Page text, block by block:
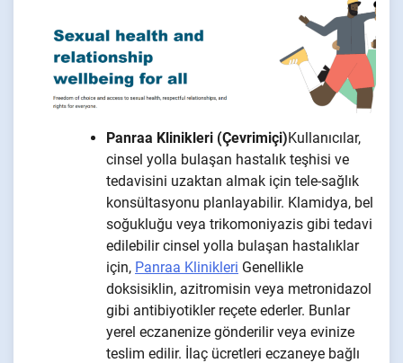
Panraa Klinikleri (Çevrimiçi)Kullanıcılar,
cinsel yolla bulaşan hastalık teşhisi ve
tedavisini uzaktan almak için tele-sağlık
konsültasyonu planlayabilir. Klamidya, bel
soğukluğu veya trikomoniyazis gibi tedavi
edilebilir cinsel yolla bulaşan hastalıklar
için, Panraa Klinikleri Genellikle
doksisiklin, azitromisin veya metronidazol
gibi antibiyotikler reçete ederler. Bunlar
yerel eczanenize gönderilir veya evinize
teslim edilir. İlaç ücretleri eczaneye bağlı